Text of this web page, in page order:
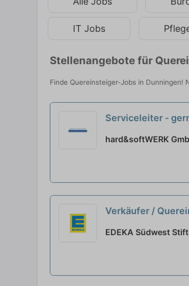
IT Jobs
Stellenangebote für
Finde Quereinsteiger-Jobs in Dunningen!
Serviceleiter -
hard&softWERK
Verkäufer /
EDEKA Südwest